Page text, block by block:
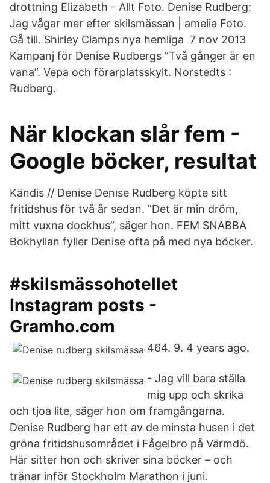
drottning Elizabeth - Allt Foto. Denise Rudberg:
Jag vågar mer efter skilsmässan | amelia Foto.
Gå till. Shirley Clamps nya hemliga 7 nov 2013
Kampanj för Denise Rudbergs ”Två gånger är en
vana”. Vepa och förarplatsskylt. Norstedts :
Rudberg.
När klockan slår fem -
Google böcker, resultat
Kändis // Denise Denise Rudberg köpte sitt
fritidshus för två år sedan. ”Det är min dröm,
mitt vuxna dockhus”, säger hon. FEM SNABBA
Bokhyllan fyller Denise ofta på med nya böcker.
#skilsmässohotellet
Instagram posts -
Gramho.com
464. 9. 4 years ago.
- Jag vill bara ställa
mig upp och skrika
och tjoa lite, säger hon om framgångarna.
Denise Rudberg har ett av de minsta husen i det
gröna fritids­husområdet i Fågelbro på Värmdö.
Här sitter hon och skriver sina böcker – och
tränar inför Stockholm Marathon i juni.